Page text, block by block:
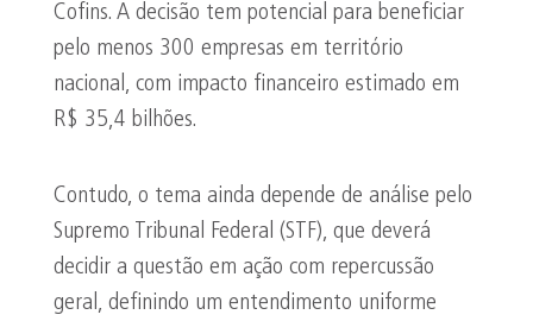
Cofins. A decisão tem potencial para beneficiar
pelo menos 300 empresas em território
nacional, com impacto financeiro estimado em
R$ 35,4 bilhões.
Contudo, o tema ainda depende de análise pelo
Supremo Tribunal Federal (STF), que deverá
decidir a questão em ação com repercussão
geral, definindo um entendimento uniforme